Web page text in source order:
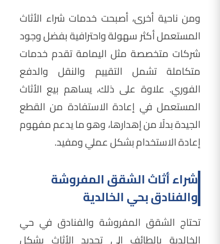
ومن ناحية أخرى، أصبحت خدمات شراء الأثاث
المستعمل أكثر سهولة واحترافية بفضل وجود
شركات متخصصة مثل اليمامة تقدم خدمات
متكاملة تشمل التقييم والنقل والدفع
الفوري. علاوة على ذلك، يساهم بيع الأثاث
المستعمل في إعادة الاستفادة من القطع
الجيدة بدلًا من إهدارها، وهو ما يدعم مفهوم
إعادة الاستخدام بشكل عملي ومفيد.
شراء أثاث الشقق المفروشة
والفنادق بحي الخالدية
تحتاج الشقق المفروشة والفنادق في حي
الخالدية بالطائف إلى تجديد الأثاث بشكل